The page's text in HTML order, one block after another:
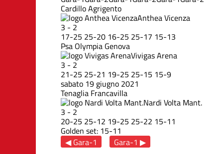
Cardillo Agrigento
Anthea Vicenza
3 - 2
17-25 25-20 16-25 25-17 15-13
Psa Olympia Genova
Vivigas Arena
3 - 2
21-25 25-21 19-25 25-15 15-9
sabato 19 giugno 2021
Tenaglia Francavilla
Nardi Volta Mant.
3 - 2
20-25 25-12 19-25 25-22 15-11
Golden set: 15-11
◀ Gara-1
Gara-1 ▶